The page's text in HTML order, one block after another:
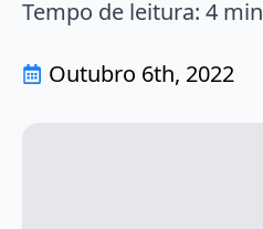
Tempo de leitura: 4
Outubro 6th, 2022